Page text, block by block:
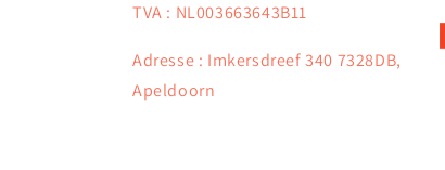
TVA : NL003663643B11
Adresse : Imkersdreef 340 7328DB,
Apeldoorn